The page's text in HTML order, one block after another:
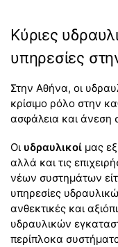
Κύριες
υπηρεσίες
Στην Αθήνα, οι
κρίσιμο ρόλο στην
ασφάλεια και άνεση
Οι υδραυλικοί μας
αλλά και τις
νέων συστημάτων
υπηρεσίες
ανθεκτικές και
υδραυλικών
περίπλοκα